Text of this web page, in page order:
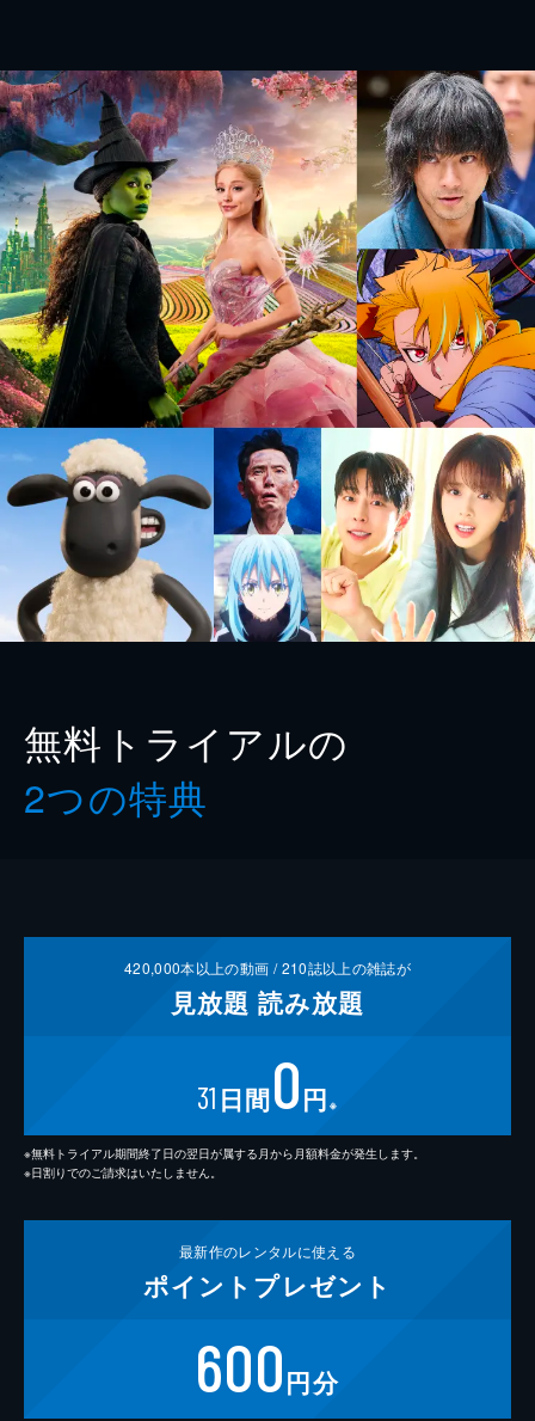
無料トライアルの
2つの特典
420,000本以上の動画 /210誌以上の雑誌が
見放題 読み放題
31 日間0円 ※
※無料トライアル期間終了日の翌日が属する月から月額料金が発生します。
※日割りでのご請求はいたしません。
最新作のレンタルに使える
ポイント プレゼント
600円分